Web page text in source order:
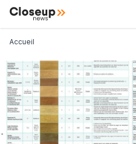
Aller
Close Up News
Fil d'Ariane
Accueil